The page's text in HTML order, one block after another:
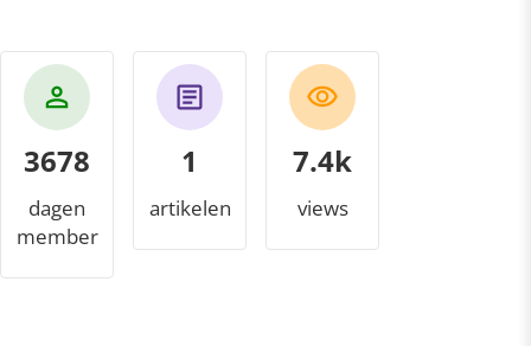
3678
dagen
member
1
artikelen
8.0k
views